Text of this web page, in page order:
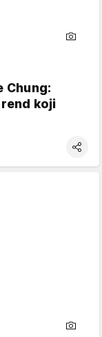
Chung:
koji